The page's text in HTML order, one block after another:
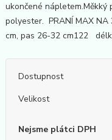
ukončené
polyester. PRANÍ MAX
cm, pas 26-32 cm122
Dostupnost
Velikost
Nejsme plátci DPH